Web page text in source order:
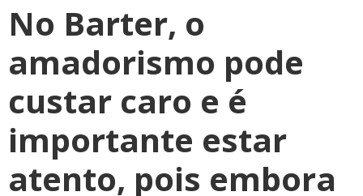
No Barter, o
amadorismo pode
custar caro e é
importante estar
atento, pois embora